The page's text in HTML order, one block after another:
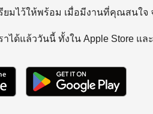
ยมไว้ให้พร้อม เมื่อมีงานที่คุณสนใจ
ได้แล้ววันนี้ ทั้งใน Apple Store แล